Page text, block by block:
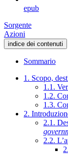
epub
Sorgente
Azioni
indice dei contenuti
Sommario
1. Scopo,
1.1.
1.2.
1.3.
2.
2.1.
2.2.